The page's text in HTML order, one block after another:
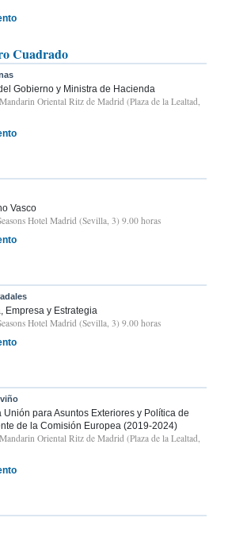
Cuadrado
Gobierno y Ministra de Hacienda
Oriental Ritz de Madrid (Plaza de la Lealtad,
Vasco
Hotel Madrid (Sevilla, 3) 9.00 horas
Empresa y Estrategia
Hotel Madrid (Sevilla, 3) 9.00 horas
para Asuntos Exteriores y Política de
de la Comisión Europea (2019-2024)
Oriental Ritz de Madrid (Plaza de la Lealtad,